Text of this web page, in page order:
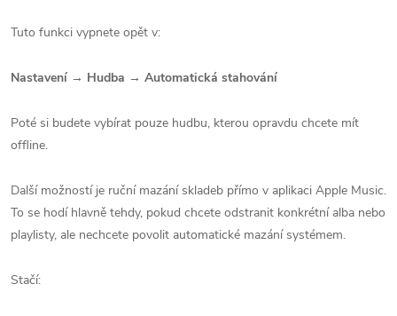
Tuto funkci vypnete opět v:
Nastavení → Hudba → Automatická stahování
Poté si budete vybírat pouze hudbu, kterou opravdu chcete mít
offline.
Další možností je ruční mazání skladeb přímo v aplikaci Apple Music.
To se hodí hlavně tehdy, pokud chcete odstranit konkrétní alba nebo
playlisty, ale nechcete povolit automatické mazání systémem.
Stačí: